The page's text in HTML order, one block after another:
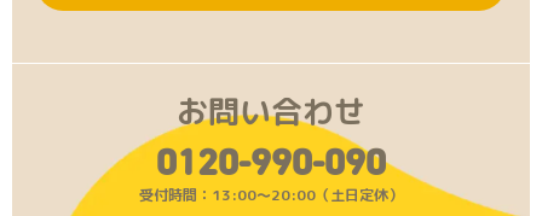
お問い合わせ
0120-990-090
受付時間：13:00〜20:00（土日定休）